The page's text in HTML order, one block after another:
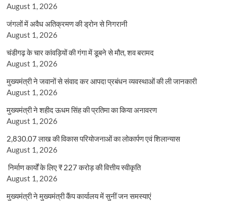
August 1, 2026
जंगलों में अवैध अतिक्रमण की ड्रोन से निगरानी
August 1, 2026
चंडीगढ़ के चार कांवड़ियों की गंगा में डूबने से मौत, शव बरामद
August 1, 2026
मुख्यमंत्री ने जवानों से संवाद कर आपदा प्रबंधन व्यवस्थाओं की ली जानकारी
August 1, 2026
मुख्यमंत्री ने शहीद ऊधम सिंह की प्रतिमा का किया अनावरण
August 1, 2026
2,830.07 लाख की विकास परियोजनाओं का लोकार्पण एवं शिलान्यास
August 1, 2026
निर्माण कार्यों के लिए ₹ 227 करोड़ की वित्तीय स्वीकृति
August 1, 2026
मुख्यमंत्री ने मुख्यमंत्री कैंप कार्यालय में सुनीं जन समस्याएं